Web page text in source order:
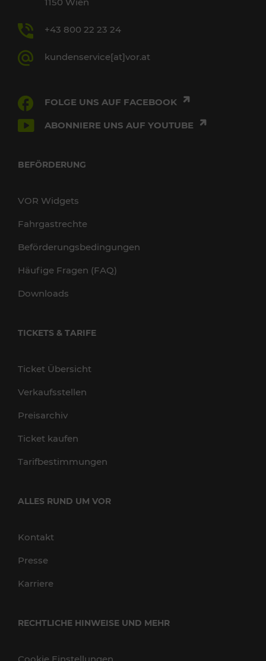
+43 800 22 23 24
kundenservice[at]vor.at
FOLGE UNS AUF FACEBOOK
ABONNIERE UNS AUF YOUTUBE
BEFÖRDERUNG
VOR Widgets
Fahrgastrechte
Beförderungsbedingungen
Häufige Fragen (FAQ)
Downloads
TICKETS & TARIFE
Ticket Übersicht
Verkaufsstellen
Preisarchiv
Ticket kaufen
Tarifbestimmungen
ALLES RUND UM VOR
Kontakt
Presse
Karriere
RECHTLICHE HINWEISE UND MEHR